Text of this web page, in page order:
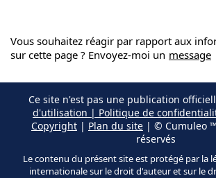
Vous souhaitez réagir par rapport aux
sur cette page ? Envoyez-moi un message
Ce site n'est pas une publication
d'utilisation | Politique de
Copyright | Plan du site | © Cumuleo
réservés
Le contenu du présent site est protégé par la
internationale sur le droit d'auteur et sur le